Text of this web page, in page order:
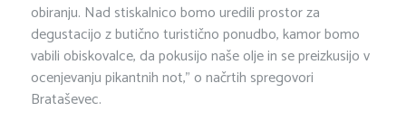
obiranju. Nad stiskalnico bomo uredili prostor za
degustacijo z butično turistično ponudbo, kamor bomo
vabili obiskovalce, da pokusijo naše olje in se preizkusijo v
ocenjevanju pikantnih not,” o načrtih spregovori
Brataševec.